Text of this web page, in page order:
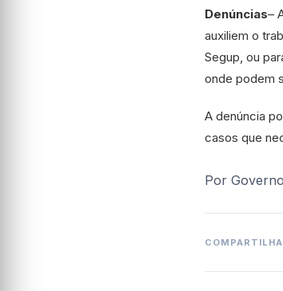
Denúncias–
auxiliem o
Segup, ou
onde podem
A denúncia
casos que
Por